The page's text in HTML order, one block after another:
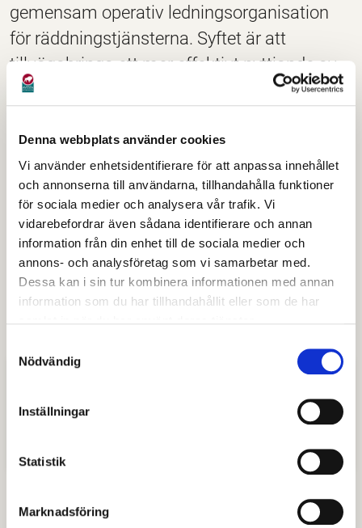
Denna webbplats använder cookies
Vi använder enhetsidentifierare för att anpassa innehållet
och annonserna till användarna, tillhandahålla funktioner
för sociala medier och analysera vår trafik. Vi
vidarebefordrar även sådana identifierare och annan
information från din enhet till de sociala medier och
annons- och analysföretag som vi samarbetar med.
Dessa kan i sin tur kombinera informationen med annan
information som du har tillhandahållit eller som de har
Nödvändig
Inställningar
Statistik
Marknadsföring
gemensam operativ ledningsorganisation
för räddningstjänsterna. Syftet är att
tillvägabringa ett mer effektivt nyttjande av
resurser, med större förmåga och uthållighet
Län som ingår i organisationen är Värmland, Örebro,
delar av Dalarna, Västra Götaland och Västmanland.
Ledning på skadeplats och i räddningsregionen som
helhet, bedrivs från en gemensam ledningscentral.
Den finns på brandstationen i Örebro och är
samlokaliserad med SOS Alarm. Från och med
starten av RRB leds således alla räddningsinsatser,
Läs mer om RRB hos Södra Dalarnas